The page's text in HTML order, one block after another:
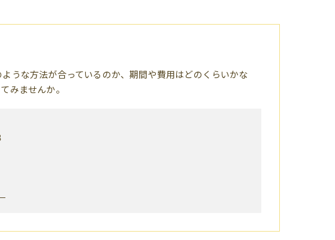
うな方法が合っているのか、期間や費用はどのくらいかな
みませんか。